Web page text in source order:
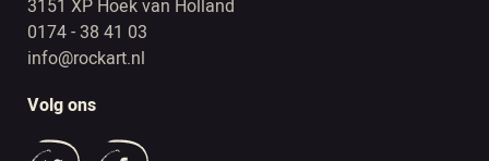
3151 XP Hoek van Holland
0174 - 38 41 03
info@rockart.nl
Volg ons